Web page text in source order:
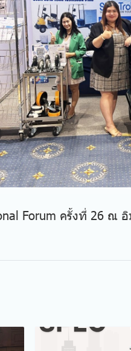
Forum ครั้งที่ 26 ณ